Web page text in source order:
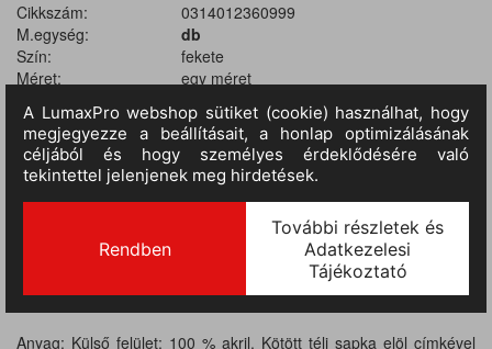
Cikkszám:
0314012360999
M.egység:
db
Szín:
fekete
Méret:
egy méret
100% akril
II. RAKTÁRON
(szállítási idő 3-7 nap) :
199 db
TERMÉKINFORMÁCIÓ
Anyag: Külső felület: 100 % akril. Kötött téli sapka elöl címkével